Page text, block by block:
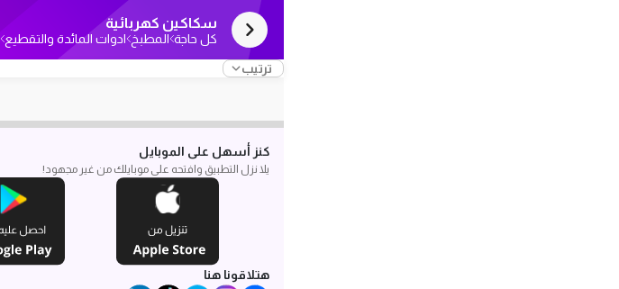
سكاكين كهربائية
كل حاجة المطبخ ادوات المائدة والتقطيع
ترتيب
كنز أسهل على الموبايل
يلا نزل التطبيق وافتحه على موبايلك من غير مجهود!
هتلاقونا هنا